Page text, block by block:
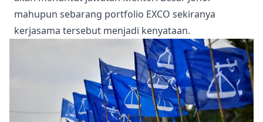
mahupun sebarang portfolio EXCO sekiranya
kerjasama tersebut menjadi kenyataan.